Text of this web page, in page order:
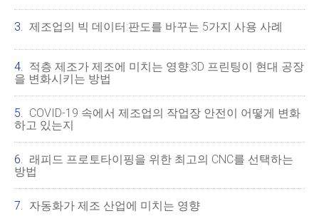
제조업의 빅 데이터:판도를 바꾸는 5가지 사용 사례
적층 제조가 제조에 미치는 영향:3D 프린팅이 현대 공장
을 변화시키는 방법
COVID-19 속에서 제조업의 작업장 안전이 어떻게 변화
하고 있는지
래피드 프로토타이핑을 위한 최고의 CNC를 선택하는
방법
자동화가 제조 산업에 미치는 영향